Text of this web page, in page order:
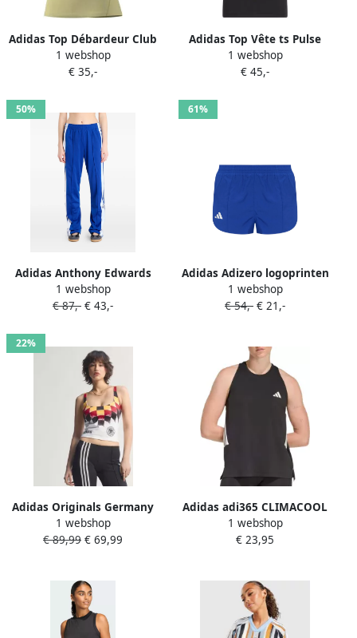
Adidas Top Débardeur Club
jaune femme
1 webshop
€ 35,-
Adidas Top Vête ts Pulse
Speed J gestion de
l'humidité
1 webshop
€ 45,-
50%
Adidas Anthony Edwards
Foundation basketbal
trainingsbroek Zwart
1 webshop
€ 87,- € 43,-
61%
Adidas Adizero logoprinten
legging Blauw
1 webshop
€ 54,- € 21,-
22%
Adidas Originals Germany
Football Tank Top Wit-
Dames Wit
1 webshop
€ 89,99 € 69,99
Adidas adi365 CLIMACOOL
Tanktop
1 webshop
€ 23,95